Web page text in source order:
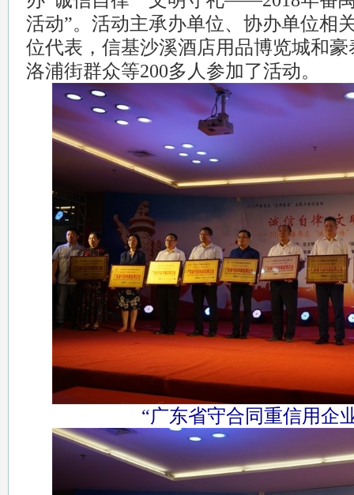
活动”。 活动主承办单位、协办单位相
位代表，信基沙溪酒店用品博览城和
洛浦街群众等200多人参加了活动。
“广东省守合同重信用企